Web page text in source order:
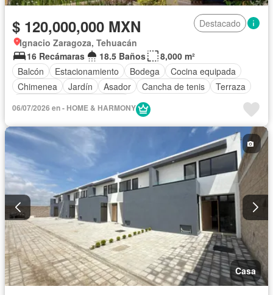
$ 120,000,000 MXN
Destacado
Ignacio Zaragoza, Tehuacán
16 Recámaras
18.5 Baños
8,000 m²
Balcón
Estacionamiento Bodega
Cocina equipada
Chimenea
Jardín Asador Cancha de tenis
Terraza
06/07/2026 en - HOME & HARMONY
Casa